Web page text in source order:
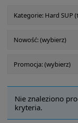
Kategorie: Hard SUP
Nowość: (wybierz)
Promocja: (wybierz)
Nie znaleziono
kryteria.